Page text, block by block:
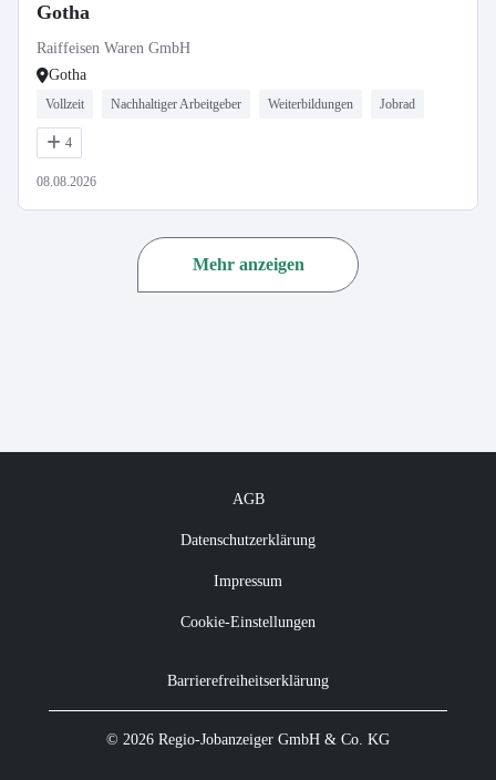
Gotha
Raiffeisen Waren GmbH
Gotha
Vollzeit Nachhaltiger Arbeitgeber Weiterbildungen Jobrad
4
08.08.2026
Mehr anzeigen
AGB
Datenschutzerklärung
Impressum
Cookie-Einstellungen
Barrierefreiheitserklärung
© 2026 Regio-Jobanzeiger GmbH & Co. KG